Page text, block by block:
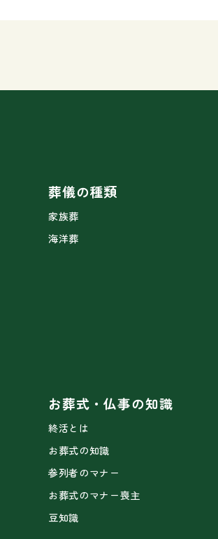
葬儀の種類
家族葬
海洋葬
お葬式・仏事の知識
終活とは
お葬式の知識
参列者のマナー
お葬式のマナー喪主
豆知識